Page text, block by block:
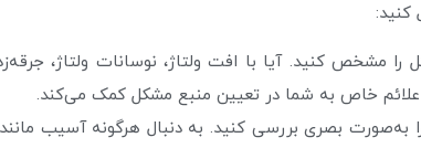
کنید:
مشخص کنید. آیا با افت ولتاژ، نوسانات ولتاژ،
علائم خاص به شما در تعیین منبع مشکل کمک می‌کند.
به‌صورت بصری بررسی کنید. به دنبال هرگونه آسیب